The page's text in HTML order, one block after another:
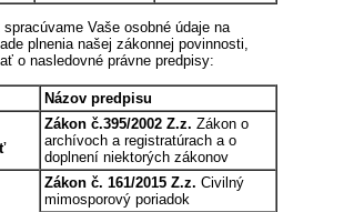
Vaše osobné údaje na
plnenia našej zákonnej povinnosti,
o nasledovné právne predpisy:
Názov predpisu
Zákon č.395/2002 Z.z. Zákon o
archívoch a registratúrach a o
doplnení niektorých zákonov
Zákon č. 161/2015 Z.z. Civilný
mimosporový poriadok